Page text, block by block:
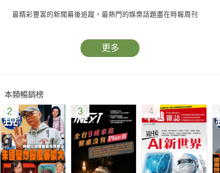
最精彩豐富的新聞幕後追蹤，最熱門的娛樂話題盡在時報周刊
更多
本類暢銷榜
2 3 4